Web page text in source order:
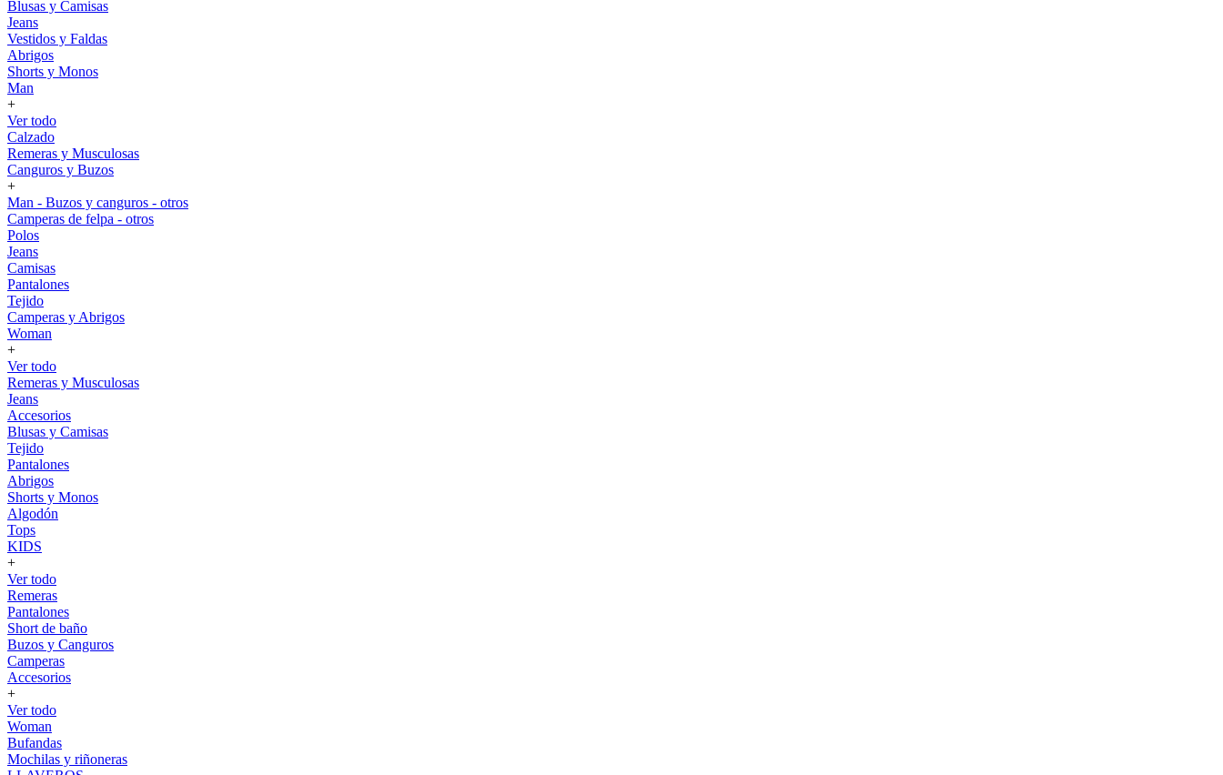
Blusas y Camisas
Jeans
Vestidos y Faldas
Abrigos
Shorts y Monos
Man
+
Ver todo
Calzado
Remeras y Musculosas
Canguros y Buzos
+
Man - Buzos y canguros - otros
Camperas de felpa - otros
Polos
Jeans
Camisas
Pantalones
Tejido
Camperas y Abrigos
Woman
+
Ver todo
Remeras y Musculosas
Jeans
Accesorios
Blusas y Camisas
Tejido
Pantalones
Abrigos
Shorts y Monos
Algodón
Tops
KIDS
+
Ver todo
Remeras
Pantalones
Short de baño
Buzos y Canguros
Camperas
Accesorios
+
Ver todo
Woman
Bufandas
Mochilas y riñoneras